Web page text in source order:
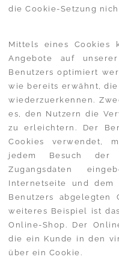
die Cookie-Setzung
Mittels eines Cookies
Angebote auf
Benutzers optimiert
wie bereits erwähnt,
wiederzuerkennen.
es, den Nutzern die
zu erleichtern. Der
Cookies verwendet,
jedem Besuch der
Zugangsdaten
Internetseite und dem
Benutzers abgelegten
weiteres Beispiel ist
Online-Shop. Der
die ein Kunde in den
über ein Cookie.